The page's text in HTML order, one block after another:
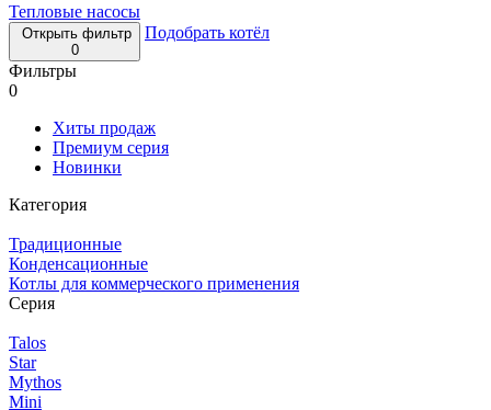
Тепловые насосы
Открыть фильтр
0
Подобрать котёл
Фильтры
0
Хиты продаж
Премиум серия
Новинки
Категория
Традиционные
Конденсационные
Котлы для коммерческого применения
Серия
Talos
Star
Mythos
Mini